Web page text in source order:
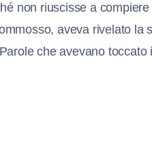
non riuscisse a
aveva rivelato la
che avevano